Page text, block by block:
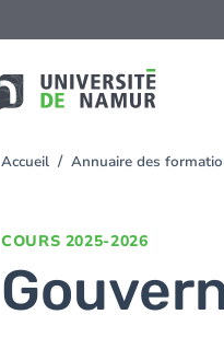
You
Accueil Annuaire des
COURS 2025-2026